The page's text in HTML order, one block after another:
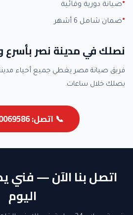
صيانة دورية وقائية
ضمان شامل 6 أشهر
نصلك في مدينة نصر
فريق صيانة مصر يغطي جميع أحياء
يصلك خلال ساعات.
📞 اتصل: 01000069586
اتصل بنا الآن —
اليوم